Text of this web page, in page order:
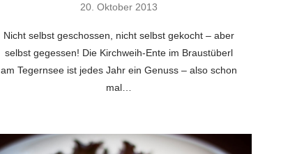
20. Oktober 2013
Nicht selbst geschossen, nicht selbst gekocht – aber
selbst gegessen! Die Kirchweih-Ente im Braustüberl
am Tegernsee ist jedes Jahr ein Genuss – also schon
mal…